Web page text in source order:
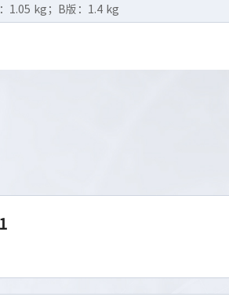
1.05 kg；B版：1.4 kg